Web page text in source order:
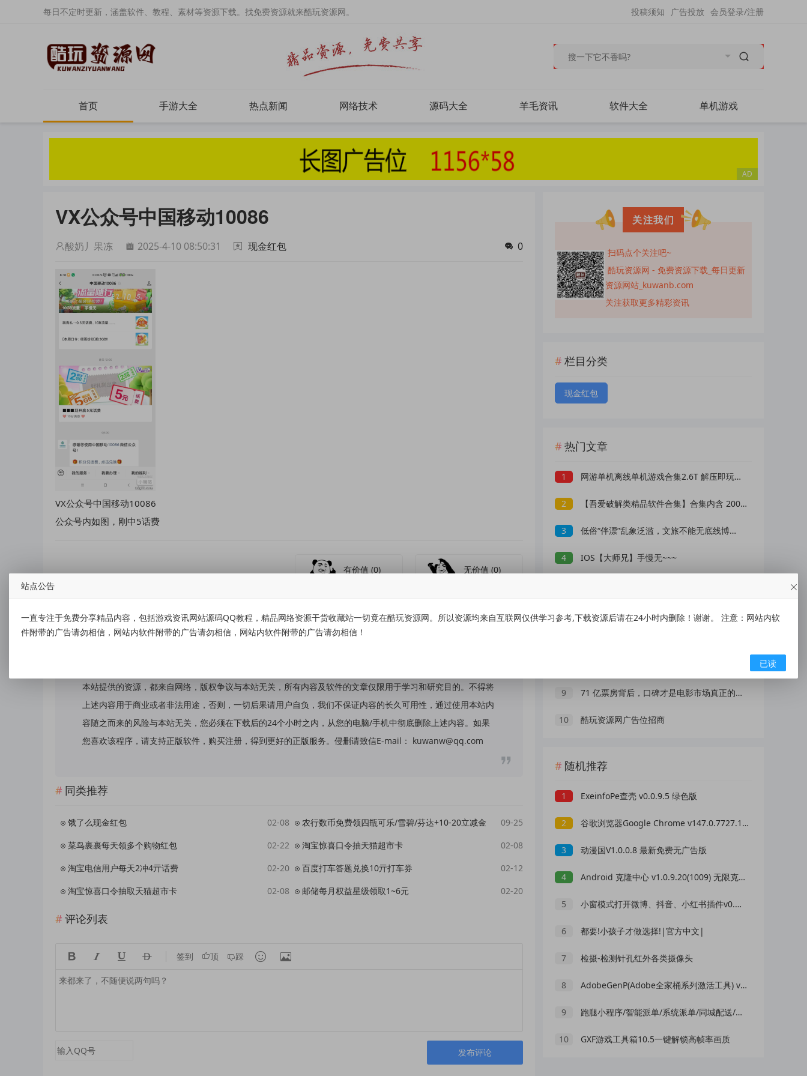
每日不定时更新，涵盖软件、教程、素材等资源下载。找免费资源就来酷玩资源网。 会员登录/注册
广告投放
投稿须知
首页 手游大全 热点新闻 网络技术 源码大全 羊毛资讯 软件大全 单机游戏
VX公众号中国移动10086
酸奶丿果冻 2025-4-10 08:50:31 现金红包 0
VX公众号中国移动10086
公众号内如图，刚中5话费
有价值(0) 无价值(0)
本站提供的资源，都来自网络，版权争议与本站无关，所有内容及软件的文章仅限用于学习和研究目的。不得将
上述内容用于商业或者非法用途，否则，一切后果请用户自负，我们不保证内容的长久可用性，通过使用本站内
容随之而来的风险与本站无关，您必须在下载后的24个小时之内，从您的电脑/手机中彻底删除上述内容。如果
您喜欢该程序，请支持正版软件，购买注册，得到更好的正版服务。侵删请致信E-mail： kuwanw@qq.com
同类推荐
饿了么现金红包 02-08 农行数币免费领四瓶可乐/雪碧/芬达+10-20立减金
09-25
菜鸟裹裹每天领多个购物红包
02-22 淘宝惊喜口令抽天猫超市卡
02-08
淘宝电信用户每天2冲4亓话费
02-20 百度打车答题兑换10亓打车券
02-12
淘宝惊喜口令抽取天猫超市卡
02-08 邮储每月权益星级领取1~6元 02-20
评论列表
    签到 顶 踩  
发布评论
关注我们
扫码点个关注吧~
酷玩资源网 - 免费资源下载_每日更新
资源网站_kuwanb.com
关注获取更多精彩资讯
栏目分类
现金红包
热门文章
1 网游单机离线单机游戏合集2.6T 解压即玩 网盘下载 一键端免安装免配置
2 【吾爱破解类精品软件合集】合集内含 2000 +实用工具 【1.5GB】
3 低俗“伴漂”乱象泛滥，文旅不能无底线博流量
4 IOS【大师兄】手慢无~~~
瑞幸咖啡抽1万份饮品免单券
9 71 亿票房背后，口碑才是电影市场真正的 “流量密码”
10 酷玩资源网广告位招商
随机推荐
1 ExeinfoPe查壳 v0.0.9.5 绿色版
2 谷歌浏览器Google Chrome v147.0.7727.102 便携增强版
3 动漫国V1.0.0.8 最新免费无广告版
4 Android 克隆中心 v1.0.9.20(1009) 无限克隆分身，多开神器
5 小窗模式打开微博、抖音、小红书插件v0.5.2
6 都要!小孩子才做选择!|官方中文|
7 检摄-检测针孔红外各类摄像头
8 AdobeGenP(Adobe全家桶系列激活工具) v4.0.4 绿色版
9 跑腿小程序/智能派单/系统派单/同城配送/校园跑腿/用户端+骑手端 ...
10 GXF游戏工具箱10.5一键解锁高帧率画质
站点公告
一直专注于免费分享精品内容，包括游戏资讯网站源码QQ教程，精品网络资源干货收藏站一切竟在酷玩资源网。所以资源均来自互联网仅供学习参考,下载资源后请在24小时内删除！谢谢。 注意：网站内软
件附带的广告请勿相信，网站内软件附带的广告请勿相信，网站内软件附带的广告请勿相信！
已读